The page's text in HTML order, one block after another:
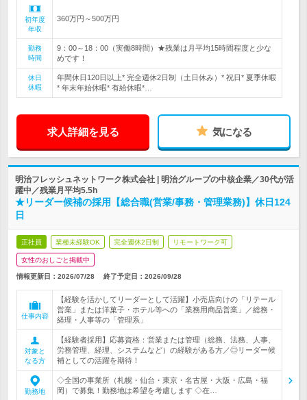
初年度
年収
360万円～500万円
勤務
時間
9：00～18：00（実働8時間）★残業は月平均15時間程度と少な
めです！
休日
休暇
年間休日120日以上* 完全週休2日制（土日休み）* 祝日* 夏季休暇
* 年末年始休暇* 有給休暇*…
求人詳細を見る 気になる
明治フレッシュネットワーク株式会社 | 明治グループの中核企業／30代が活
躍中／残業月平均5.5h
★リーダー候補の採用【総合職(営業/事務・管理業務)】休日124
日
正社員 業種未経験OK 完全週休2日制 リモートワーク可
女性のおしごと掲載中
情報更新日：2026/07/28 終了予定日： 2026/09/28
仕事内容
【経験を活かしてリーダーとして活躍】小売店向けの「リテール
営業」または洋菓子・ホテル等への「業務用商品営業」／総務・
経理・人事等の「管理系」
対象と
なる方
【経験者採用】応募資格：営業または管理（総務、法務、人事、
労務管理、経理、システムなど）の経験がある方／◎リーダー候
補としての活躍を期待！
勤務地
◇全国の事業所（札幌・仙台・東京・名古屋・大阪・広島・福
岡）で募集！勤務地は希望を考慮します ◇在…